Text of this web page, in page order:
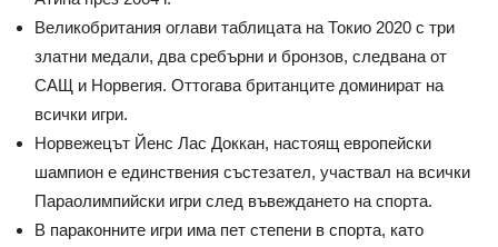
Великобритания оглави таблицата на Токио 2020 с три
златни медали, два сребърни и бронзов, следвана от
САЩ и Норвегия. Оттогава британците доминират на
всички игри.
Норвежецът Йенс Лас Доккан, настоящ европейски
шампион е единствения състезател, участвал на всички
Параолимпийски игри след въвеждането на спорта.
В параконните игри има пет степени в спорта, като